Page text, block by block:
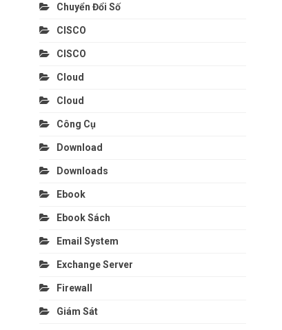
Chuyển Đổi Số
CISCO
CISCO
Cloud
Cloud
Công Cụ
Download
Downloads
Ebook
Ebook Sách
Email System
Exchange Server
Firewall
Giám Sát